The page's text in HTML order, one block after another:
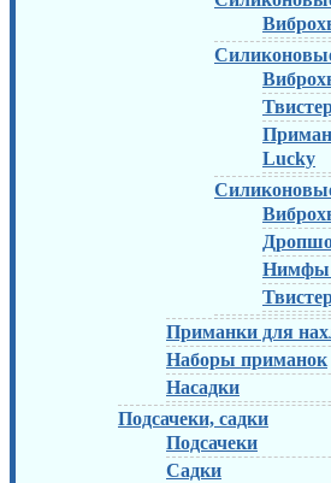
Lucky
Нимфы
Приманки для
Наборы приманок
Насадки
Подсачеки, садки
Подсачеки
Садки